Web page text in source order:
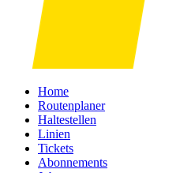
Home
Routenplaner
Haltestellen
Linien
Tickets
Abonnements